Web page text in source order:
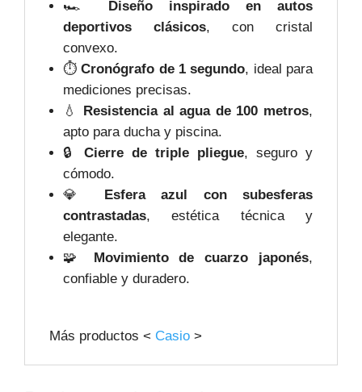
🏎️
Diseño inspirado en autos
deportivos clásicos, con cristal
convexo.
⏱️Cronógrafo de 1 segundo, ideal para
mediciones precisas.
💧
Resistencia al agua de 100 metros,
apto para ducha y piscina.
🔒 Cierre de triple pliegue, seguro y
cómodo.
💎
Esfera azul con subesferas
contrastadas, estética técnica y
elegante.
🧩
Movimiento de cuarzo japonés,
confiable y duradero.
Más productos < Casio >